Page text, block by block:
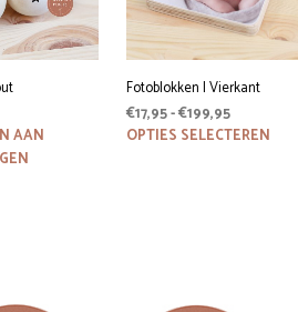
AAN
Fotoblokken | Vierkant
€17,95-€199,95Prijsklasse:
€17,95
OPTIES SELECTEREN